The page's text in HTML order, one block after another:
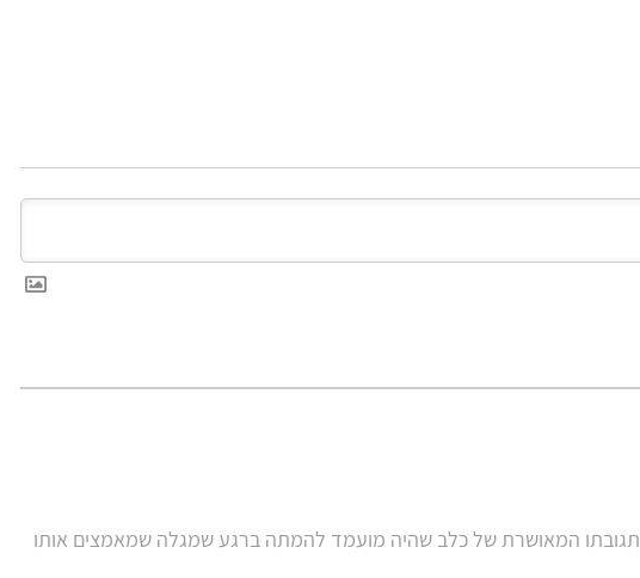
תגובתו המאושרת של כלב שהיה מועמד להמתה ברגע שמגלה שמאמצים אותו